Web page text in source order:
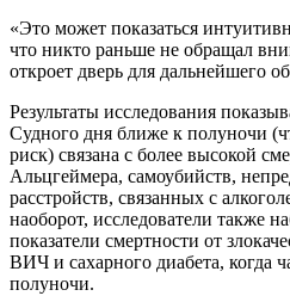
«Это может показаться
что никто раньше не обращал
откроет дверь для дальнейшего
Результаты исследования
Судного дня ближе к полуночи
риск) связана с более высокой
Альцгеймера, самоубийств,
расстройств, связанных с
наоборот, исследователи также
показатели смертности от
ВИЧ и сахарного диабета, когда
полуночи.